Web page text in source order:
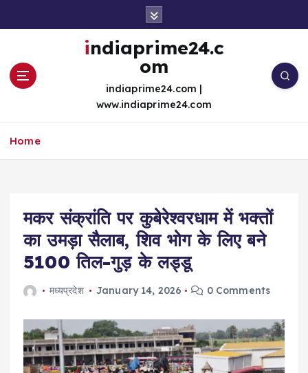
indiaprime24.c
om
indiaprime24.com |
www.indiaprime24.com
Home
मकर संक्रांति पर कुबेरेश्वरधाम में भक्तों
का उमड़ा सैलाब, शिव भोग के लिए बने
5100 तिल-गुड़ के लड्डू
मध्यप्रदेश January 14, 2026 0 Comments